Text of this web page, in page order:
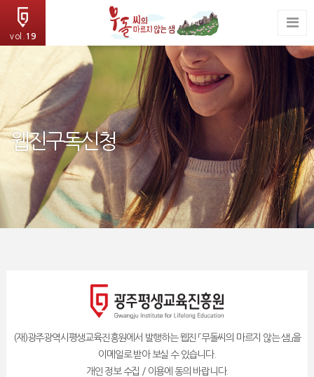
vol. 19
웹진구독신청
(재)광주광역시평생교육진흥원에서 발행하는 웹진 「무돌씨의 마르지 않는 샘」을
이메일로 받아 보실 수 있습니다.
개인 정보 수집 / 이용에 동의 바랍니다.